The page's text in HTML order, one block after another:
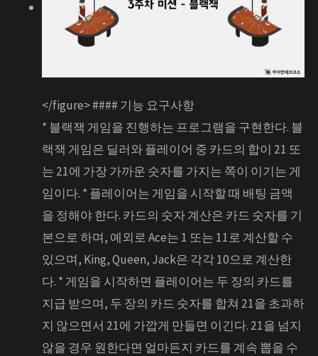
</figure>#### 기능 요구사항
* 블랙잭 게임을 진행하는 프로그램을 구현한다. 블
랙잭 게임은 딜러와 플레이어 중 카드의 합이 21 또
는 21에 가장 가까운 숫자를 가지는 쪽이 이기는 게
임이다. * 플레이어는 게임을 시작할 때 배팅 금액
을 정해야 한다. 카드의 숫자 계산은 카드 숫자를 기
본으로 하며, 예외로 Ace는 1 또는 11로 계산할 수
있으며, King, Queen, Jack은 각각 10으로 계산한
다. * 게임을 시작하면 플레이어는 두 장의 카드를
지급 받으며, 두 장의 카드 숫자를 합쳐 21을 초과하
지 않으면서 21에 가깝게 만들면 이긴다. 21을 넘지
않을 경우 원한다면 얼마든지 카드를 계속 뽑을 수